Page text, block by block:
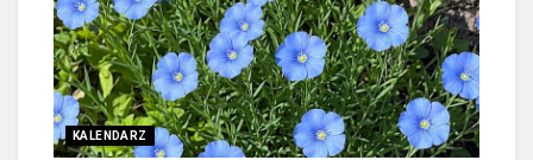
KALENDARZ